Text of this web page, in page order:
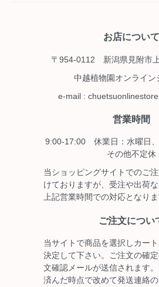
お店について
〒954-0112 新潟県見附市
中越植物園オンライン
e-mail :
営業時間
9:00-17:00 休業日：水曜日、
その他不定休
当ショッピングサイトでのご
けておりますが、受注や出荷
上記営業時間での対応となりま
ご注文につい
当サイトで商品を選択しカー
決定して下さい。ご注文の確
文確認メールが送信されます
済んだ時点で改めて発送連絡